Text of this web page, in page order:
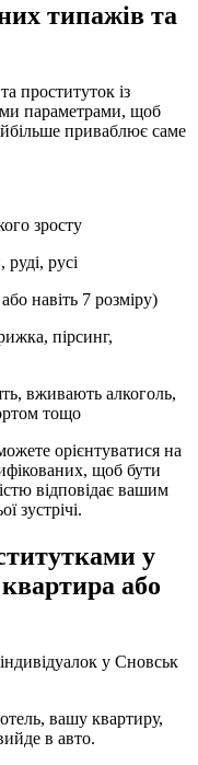
типажів та
проституток із
параметрами, щоб
приваблює саме
зросту
русі
навіть 7 розміру)
пірсинг,
вживають алкоголь,
тощо
орієнтуватися на
щоб бути
відповідає вашим
зустрічі.
у
або
у Сновськ
вашу квартиру,
в авто.